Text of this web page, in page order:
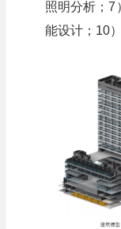
照明分析；7
能设计；10